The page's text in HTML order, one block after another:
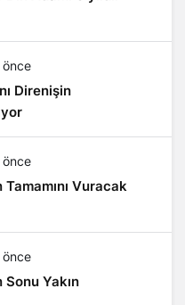
Direnişin
Vuracak
Yakın